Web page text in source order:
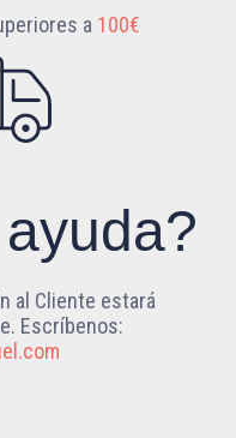
a 100€
al Cliente estará
Escríbenos: